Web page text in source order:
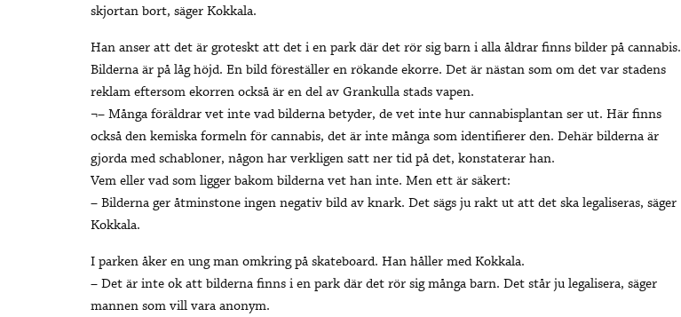
skjortan bort, säger Kokkala.
Han anser att det är groteskt att det i en park där det rör sig barn i alla åldrar finns bilder på cannabis.
Bilderna är på låg höjd. En bild föreställer en rökande ekorre. Det är nästan som om det var stadens
reklam eftersom ekorren också är en del av Grankulla stads vapen.
¬– Många föräldrar vet inte vad bilderna betyder, de vet inte hur cannabisplantan ser ut. Här finns
också den kemiska formeln för cannabis, det är inte många som identifierer den. Dehär bilderna är
gjorda med schabloner, någon har verkligen satt ner tid på det, konstaterar han.
Vem eller vad som ligger bakom bilderna vet han inte. Men ett är säkert:
– Bilderna ger åtminstone ingen negativ bild av knark. Det sägs ju rakt ut att det ska legaliseras, säger
Kokkala.
I parken åker en ung man omkring på skateboard. Han håller med Kokkala.
– Det är inte ok att bilderna finns i en park där det rör sig många barn. Det står ju legalisera, säger
mannen som vill vara anonym.